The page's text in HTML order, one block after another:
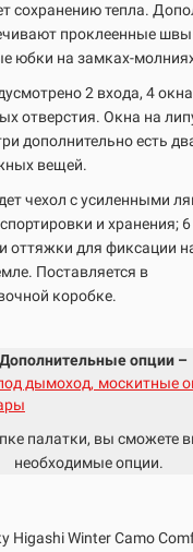
сохранению тепла.
проклеенные швы
юбки на замках-
2 входа, 4
отверстия. Окна на
дополнительно есть
вещей.
чехол с усиленными
и хранения;
оттяжки для фиксации
Поставляется в
коробке.
опции –
дымоход, москитные
палатки, вы сможете
необходимые опции.
Higashi Winter Camo